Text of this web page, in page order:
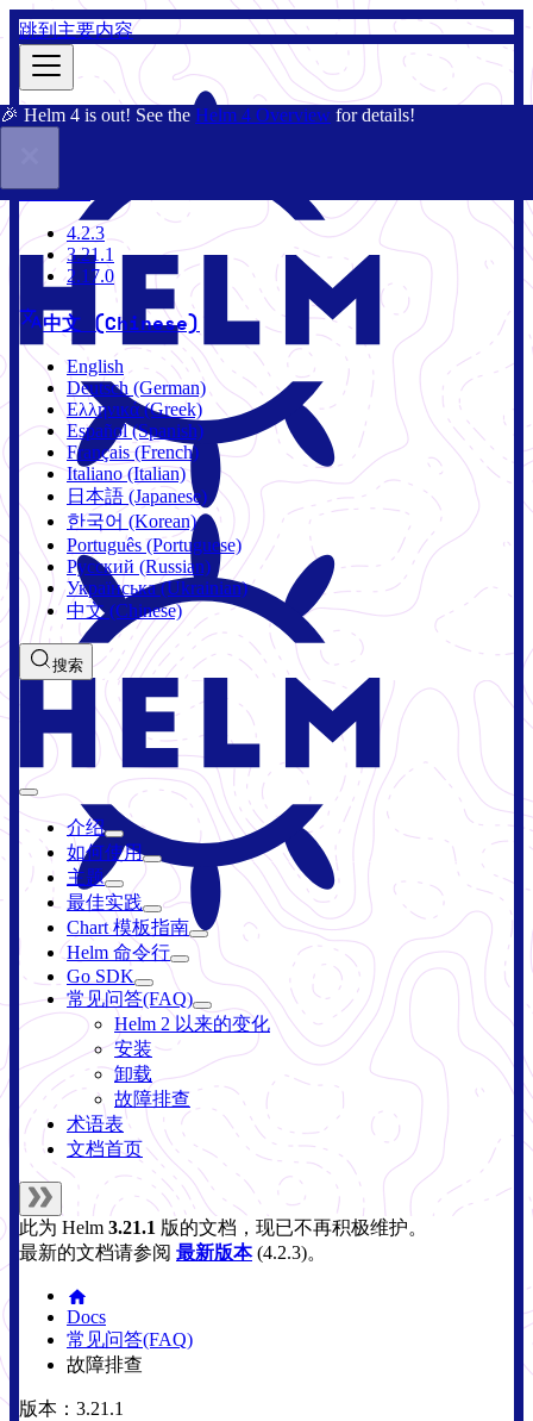
跳到主要内容
🎉 Helm 4 is out! See the Helm 4 Overview for details!
3.21.1
4.2.3
3.21.1
2.17.0
中文 (Chinese)
English
Deutsch (German)
Ελληνικά (Greek)
Español (Spanish)
Français (French)
Italiano (Italian)
日本語 (Japanese)
한국어 (Korean)
Português (Portuguese)
Русский (Russian)
Українська (Ukrainian)
中文 (Chinese)
搜索
介绍
如何使用
主题
最佳实践
Chart 模板指南
Helm 命令行
Go SDK
常见问答(FAQ)
Helm 2 以来的变化
安装
卸载
故障排查
术语表
文档首页
此为 Helm 3.21.1 版的文档，现已不再积极维护。
最新的文档请参阅 最新版本(4.2.3)。
Docs
常见问答(FAQ)
故障排查
版本：3.21.1